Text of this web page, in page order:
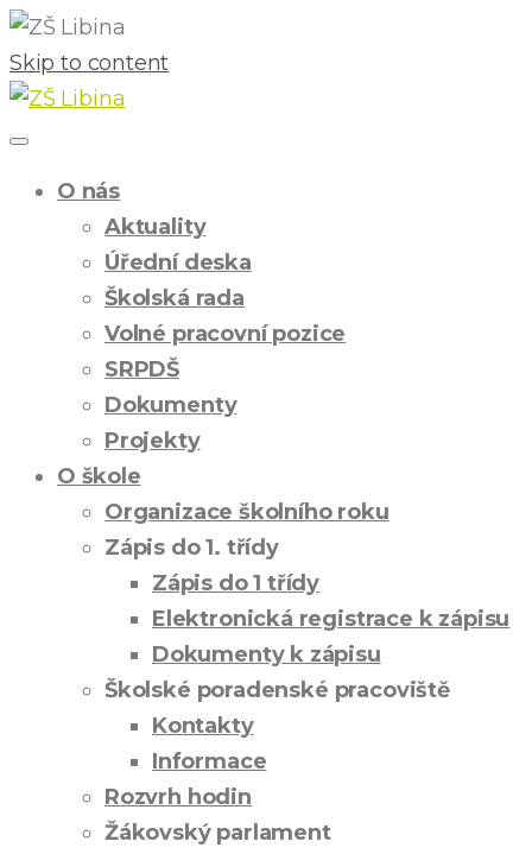
Skip to content
O nás
Aktuality
Úřední deska
Školská rada
Volné pracovní pozice
SRPDŠ
Dokumenty
Projekty
O škole
Organizace školního roku
Zápis do 1. třídy
Zápis do 1 třídy
Elektronická registrace k zápisu
Dokumenty k zápisu
Školské poradenské pracoviště
Kontakty
Informace
Rozvrh hodin
Žákovský parlament